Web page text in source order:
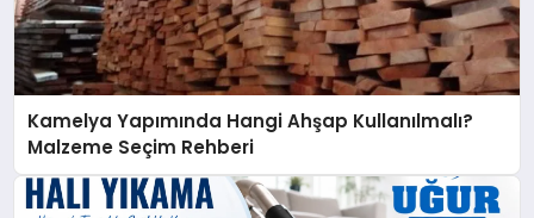
Kamelya Yapımında Hangi Ahşap Kullanılmalı?
Malzeme Seçim Rehberi